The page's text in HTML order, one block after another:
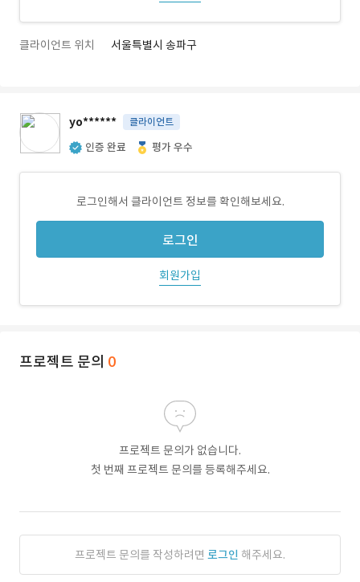
클라이언트 위치 서울특별시 송파구
yo****** 클라이언트
인증 완료 평가 우수
로그인해서 클라이언트 정보를 확인해보세요.
로그인
회원가입
프로젝트 문의 0
프로젝트 문의가 없습니다.
첫 번째 프로젝트 문의를 등록해주세요.
프로젝트 문의를 작성하려면 로그인 해주세요.